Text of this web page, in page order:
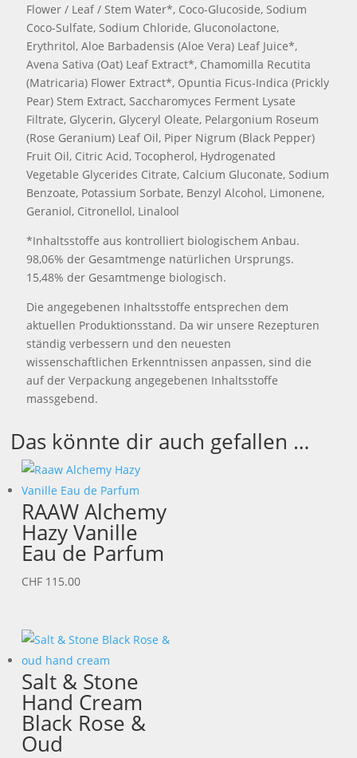
Flower / Leaf / Stem Water*, Coco-Glucoside, Sodium
Coco-Sulfate, Sodium Chloride, Gluconolactone,
Erythritol, Aloe Barbadensis (Aloe Vera) Leaf Juice*,
Avena Sativa (Oat) Leaf Extract*, Chamomilla Recutita
(Matricaria) Flower Extract*, Opuntia Ficus-Indica (Prickly
Pear) Stem Extract, Saccharomyces Ferment Lysate
Filtrate, Glycerin, Glyceryl Oleate, Pelargonium Roseum
(Rose Geranium) Leaf Oil, Piper Nigrum (Black Pepper)
Fruit Oil, Citric Acid, Tocopherol, Hydrogenated
Vegetable Glycerides Citrate, Calcium Gluconate, Sodium
Benzoate, Potassium Sorbate, Benzyl Alcohol, Limonene,
Geraniol, Citronellol, Linalool
*Inhaltsstoffe aus kontrolliert biologischem Anbau.
98,06% der Gesamtmenge natürlichen Ursprungs.
15,48% der Gesamtmenge biologisch.
Die angegebenen Inhaltsstoffe entsprechen dem
aktuellen Produktionsstand. Da wir unsere Rezepturen
ständig verbessern und den neuesten
wissenschaftlichen Erkenntnissen anpassen, sind die
auf der Verpackung angegebenen Inhaltsstoffe
massgebend.
Das könnte dir auch gefallen …
RAAW Alchemy
Hazy Vanille
Eau de Parfum
CHF 115.00
Salt & Stone
Hand Cream
Black Rose &
Oud